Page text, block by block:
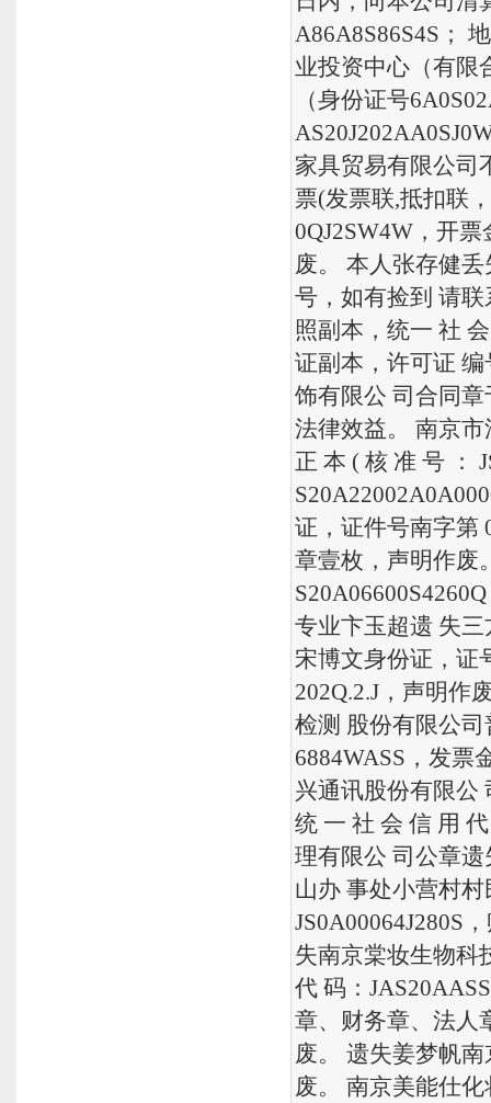
A86A8S86S4S；
业投资中心（有限
（身份证号
家具贸易有限公司
票(发票联,抵扣联
0QJ2SW4W，开
废。 本人张存健
号，如有捡到 请联
照副本，统一 社
证副本，许可证 编
饰有限公 司合同
法律效益。 南京
正 本 ( 核 准 号 ：
证，证件号南字第
章壹枚，声明作废
专业卞玉超遗 失
宋博文身份证，证
202Q.2.J，声明作
检测 股份有限公司
6884WASS，发票
兴通讯股份有限公
统 一 社 会 信 用
理有限公 司公章
山办 事处小营村
JS0A00064J280S
失南京棠妆生物科
代 码：
章、财务章、法人
废。 遗失姜梦帆
废。 南京美能仕